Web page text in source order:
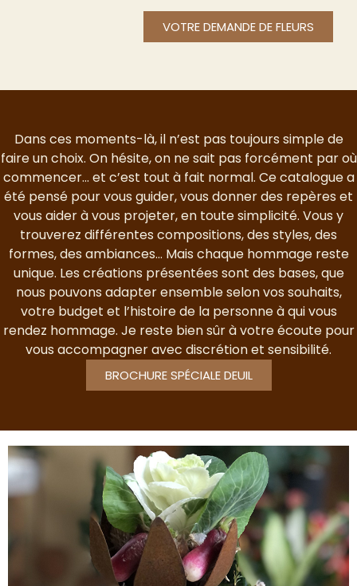
VOTRE DEMANDE DE FLEURS
Dans ces moments-là, il n’est pas toujours simple de
faire un choix. On hésite, on ne sait pas forcément par où
commencer… et c’est tout à fait normal. Ce catalogue a
été pensé pour vous guider, vous donner des repères et
vous aider à vous projeter, en toute simplicité. Vous y
trouverez différentes compositions, des styles, des
formes, des ambiances… Mais chaque hommage reste
unique. Les créations présentées sont des bases, que
nous pouvons adapter ensemble selon vos souhaits,
votre budget et l’histoire de la personne à qui vous
rendez hommage. Je reste bien sûr à votre écoute pour
vous accompagner avec discrétion et sensibilité.
BROCHURE SPÉCIALE DEUIL